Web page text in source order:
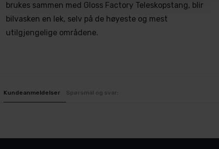
brukes sammen med Gloss Factory Teleskopstang, blir
bilvasken en lek, selv på de høyeste og mest
utilgjengelige områdene.
Kundeanmeldelser Spørsmål og svar: